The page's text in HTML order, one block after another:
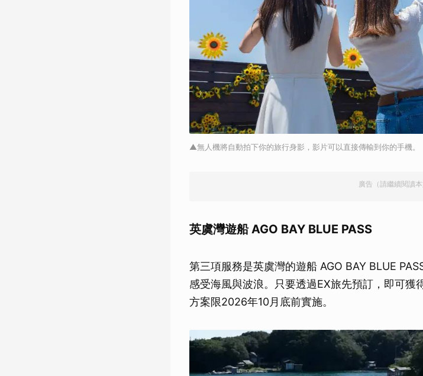
▲無人機將自動拍下你的旅行身影，影片可以直接傳輸到你的手機。
廣告（請繼續閱讀本
英虞灣遊船 AGO BAY BLUE PASS
第三項服務是英虞灣的遊船 AGO BAY BLUE
感受海風與波浪。只要透過EX旅先預訂，即可
方案限2026年10月底前實施。